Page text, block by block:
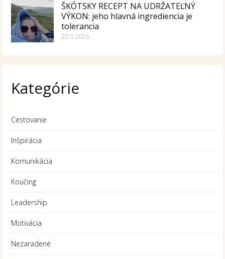
ŠKÓTSKY RECEPT NA UDRŽATEĽNÝ
VÝKON: jeho hlavná ingrediencia je
tolerancia
23.5.2026
Kategórie
Cestovanie
Inšpirácia
Komunikácia
Koučing
Leadership
Motivácia
Nezaradené